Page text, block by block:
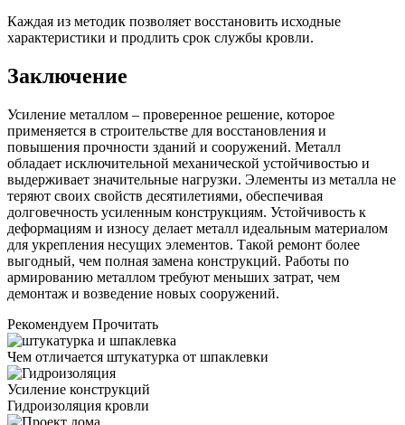
Каждая из методик позволяет восстановить исходные
характеристики и продлить срок службы кровли.
Заключение
Усиление металлом – проверенное решение, которое
применяется в строительстве для восстановления и
повышения прочности зданий и сооружений. Металл
обладает исключительной механической устойчивостью и
выдерживает значительные нагрузки. Элементы из металла не
теряют своих свойств десятилетиями, обеспечивая
долговечность усиленным конструкциям. Устойчивость к
деформациям и износу делает металл идеальным материалом
для укрепления несущих элементов. Такой ремонт более
выгодный, чем полная замена конструкций. Работы по
армированию металлом требуют меньших затрат, чем
демонтаж и возведение новых сооружений.
Рекомендуем Прочитать
Чем отличается штукатурка от шпаклевки
Усиление конструкций
Гидроизоляция кровли